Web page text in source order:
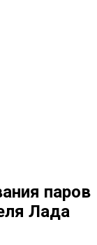
паров
Лада